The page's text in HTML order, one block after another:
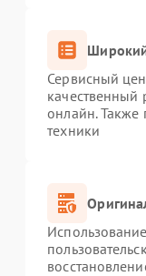
Сервисный
качественный
онлайн. Также
техники